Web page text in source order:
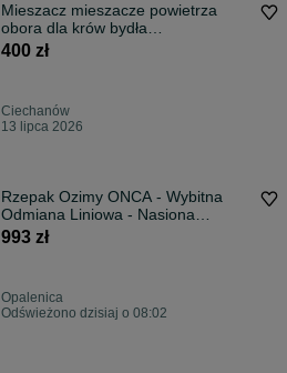
Mieszacz mieszacze powietrza
obora dla krów bydła
przechowalnia
400 zł
Ciechanów
13 lipca 2026
Rzepak Ozimy ONCA - Wybitna
Odmiana Liniowa - Nasiona
Rzepaku Populacyjnego Oseva Top
993 zł
Opalenica
Odświeżono dzisiaj o 08:02